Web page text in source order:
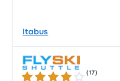
Itabus
4.2 sur 5 étoiles(17 )